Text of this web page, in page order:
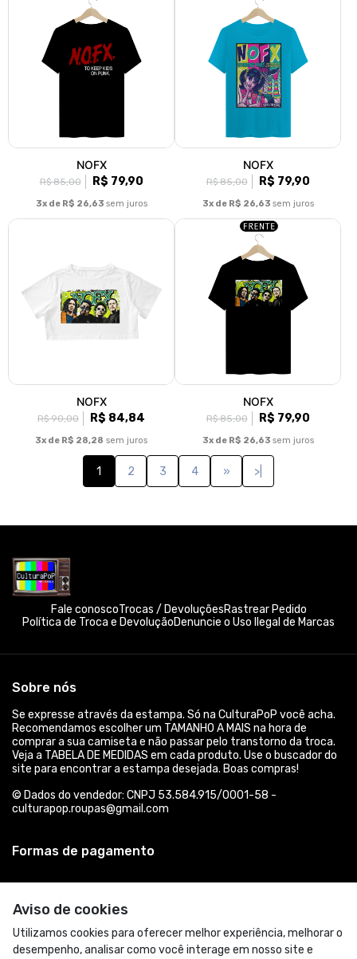
NOFX
R$ 85,00 R$ 79,90
3x de R$ 26,63 sem juros
NOFX
R$ 85,00 R$ 79,90
3x de R$ 26,63 sem juros
NOFX
R$ 90,00 R$ 84,84
3x de R$ 28,28 sem juros
NOFX
R$ 85,00 R$ 79,90
3x de R$ 26,63 sem juros
1 2 3 4 » >|
Aviso de cookies
Utilizamos cookies para oferecer melhor experiência, melhorar o
desempenho, analisar como você interage em nosso site e
Fale conoscoTrocas / DevoluçõesRastrear Pedido
Política de Troca e DevoluçãoDenuncie o Uso Ilegal de Marcas
Sobre nós
Se expresse através da estampa. Só na CulturaPoP você acha.
Recomendamos escolher um TAMANHO A MAIS na hora de
comprar a sua camiseta e não passar pelo transtorno da troca.
Veja a TABELA DE MEDIDAS em cada produto. Use o buscador do
site para encontrar a estampa desejada. Boas compras!
© Dados do vendedor: CNPJ 53.584.915/0001-58 -
culturapop.roupas@gmail.com
Formas de pagamento